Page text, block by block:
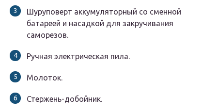
Шуруповерт аккумуляторный со сменной
батареей и насадкой для закручивания
саморезов.
Ручная электрическая пила.
Молоток.
Стержень-добойник.